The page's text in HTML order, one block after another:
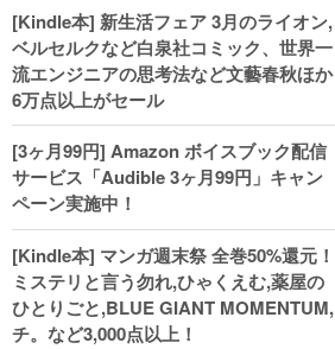
[Kindle本] 新生活フェア 3月のライオン,
ベルセルクなど白泉社コミック、世界一
流エンジニアの思考法など文藝春秋ほか
6万点以上がセール
[3ヶ月99円] Amazon ボイスブック配信
サービス「Audible 3ヶ月99円」キャン
ペーン実施中！
[Kindle本] マンガ週末祭 全巻50%還元！
ミステリと言う勿れ,ひゃくえむ,薬屋の
ひとりごと,BLUE GIANT MOMENTUM,
チ。など3,000点以上！